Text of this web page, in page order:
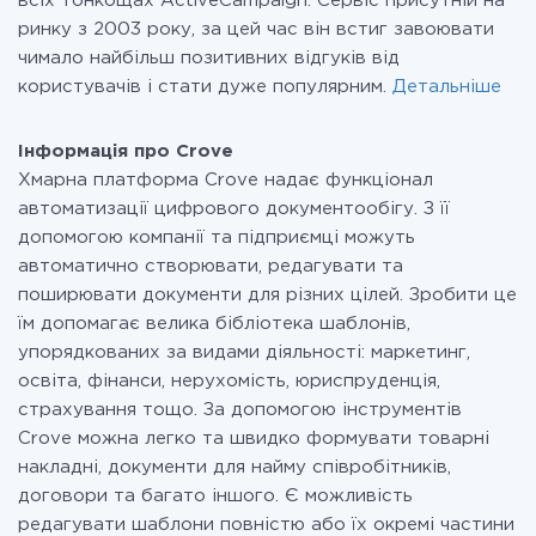
ринку з 2003 року, за цей час він встиг завоювати
чимало найбільш позитивних відгуків від
користувачів і стати дуже популярним. Детальніше
Інформація про Crove
Хмарна платформа Crove надає функціонал
автоматизації цифрового документообігу. З її
допомогою компанії та підприємці можуть
автоматично створювати, редагувати та
поширювати документи для різних цілей. Зробити це
їм допомагає велика бібліотека шаблонів,
упорядкованих за видами діяльності: маркетинг,
освіта, фінанси, нерухомість, юриспруденція,
страхування тощо. За допомогою інструментів
Crove можна легко та швидко формувати товарні
накладні, документи для найму співробітників,
договори та багато іншого. Є можливість
редагувати шаблони повністю або їх окремі частини